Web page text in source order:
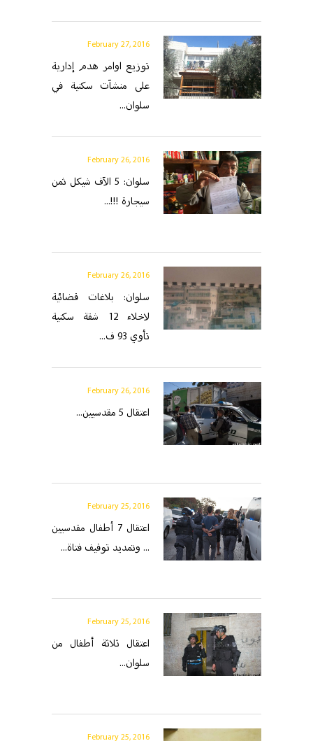
February 27, 2016
توزيع اوامر هدم إدارية
على منشآت سكنية في
سلوان...
February 26, 2016
سلوان: 5 الآف شيكل ثمن
سيجارة !!!...
February 26, 2016
سلوان: بلاغات قضائية
لاخلاء 12 شقة سكنية
تأوي 93 ف...
February 26, 2016
اعتقال 5 مقدسيين...
February 25, 2016
اعتقال 7 أطفال مقدسيين
... وتمديد توقيف فتاة...
February 25, 2016
اعتقال ثلاثة أطفال من
سلوان...
February 25, 2016